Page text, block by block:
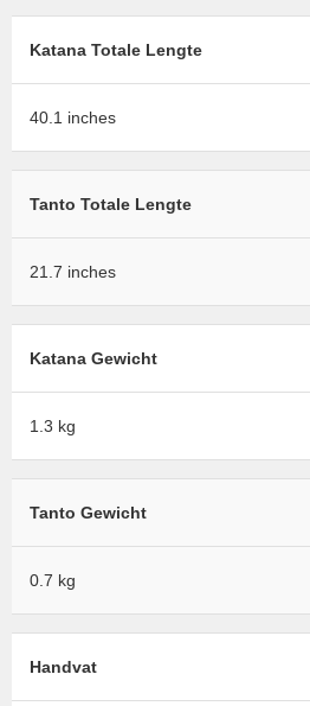
Katana Totale Lengte
40.1 inches
Tanto Totale Lengte
21.7 inches
Katana Gewicht
1.3 kg
Tanto Gewicht
0.7 kg
Handvat